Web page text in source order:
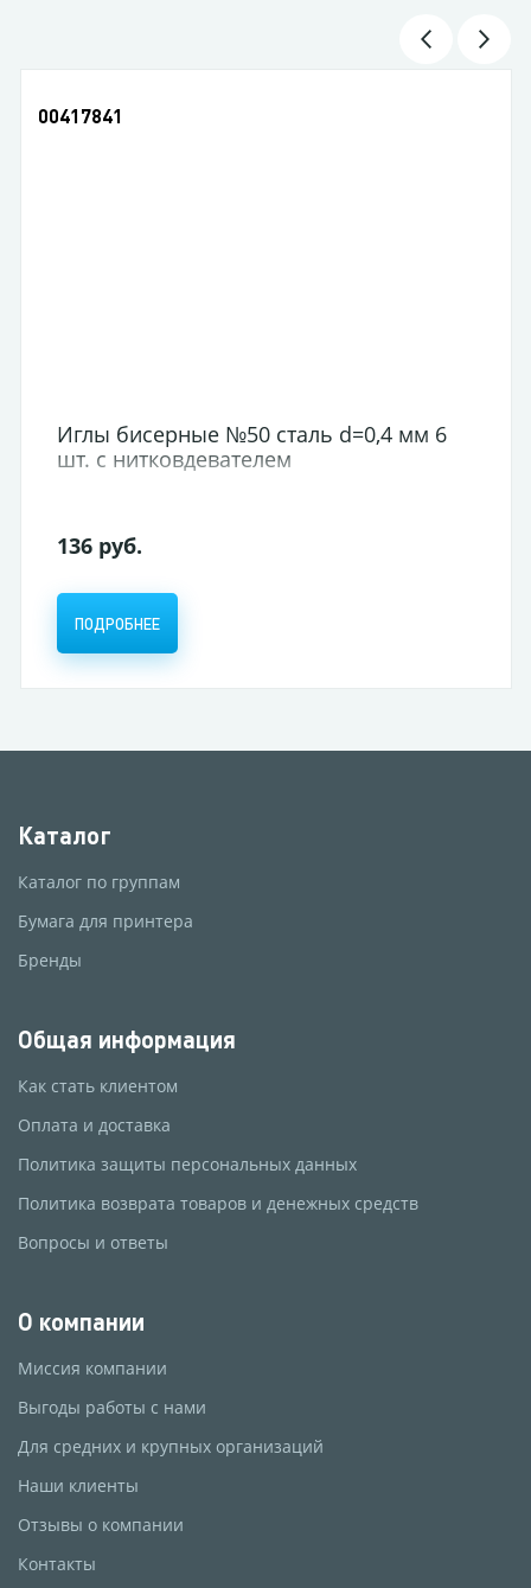
бисерные №50 сталь d=0,4 мм 6
с нитковдевателем
руб.
ПОДРОБНЕЕ
Каталог
Каталог по группам
Бумага для принтера
Бренды
Общая информация
Как стать клиентом
Оплата и доставка
Политика защиты персональных данных
Политика возврата товаров и денежных средств
Вопросы и ответы
О компании
Миссия компании
Выгоды работы с нами
Для средних и крупных организаций
Наши клиенты
Отзывы о компании
Контакты